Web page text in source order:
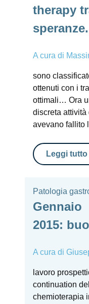
therapy
A cura di
sono
ottenuti con i
ottimali… Ora
discreta
avevano fallito
Leggi tutto
Patologia
Gennaio
2015:
A cura di
lavoro
continuation
chemioterapia